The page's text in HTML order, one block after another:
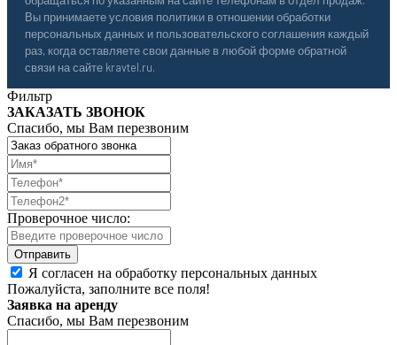
Вы принимаете условия политики в отношении обработки
персональных данных и пользовательского соглашения каждый
раз, когда оставляете свои данные в любой форме обратной
связи на сайте kravtel.ru.
Фильтр
ЗАКАЗАТЬ ЗВОНОК
Спасибо, мы Вам перезвоним
Проверочное число:
Я согласен на обработку персональных данных
Пожалуйста, заполните все поля!
Заявка на аренду
Спасибо, мы Вам перезвоним